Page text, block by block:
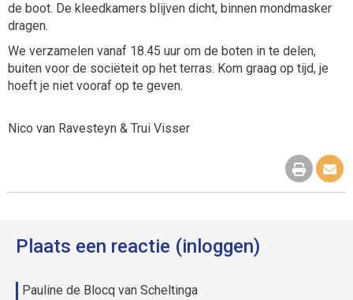
de boot. De kleedkamers blijven dicht, binnen mondmasker
dragen.
We verzamelen vanaf 18.45 uur om de boten in te delen,
buiten voor de sociëteit op het terras. Kom graag op tijd, je
hoeft je niet vooraf op te geven.
Nico van Ravesteyn & Trui Visser
Plaats een reactie (inloggen)
Pauline de Blocq van Scheltinga